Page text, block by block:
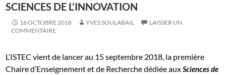
SCIENCES DE L’INNOVATION
16 OCTOBRE 2018 YVES SOULABAIL
LAISSER UN
COMMENTAIRE
L’ISTEC vient de lancer au 15 septembre 2018, la première
Chaire d’Enseignement et de Recherche dédiée auxSciences de